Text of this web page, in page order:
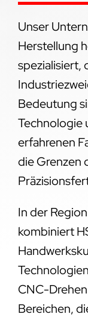
Unser
Herstellung
spezialisiert,
Bedeutung
Technologie
erfahrenen
die Grenzen
In der
kombiniert
CNC-
Bereichen,